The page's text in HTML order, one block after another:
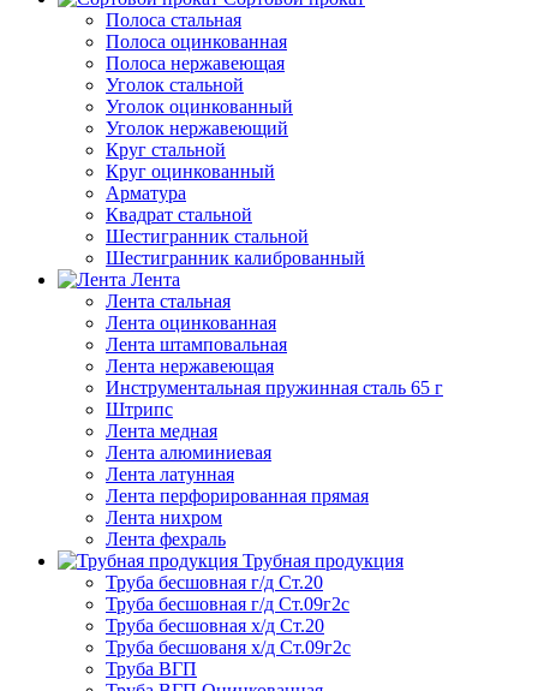
Полоса стальная
Полоса оцинкованная
Полоса нержавеющая
Уголок стальной
Уголок оцинкованный
Уголок нержавеющий
Круг стальной
Круг оцинкованный
Арматура
Квадрат стальной
Шестигранник стальной
Шестигранник калиброванный
Лента
Лента стальная
Лента оцинкованная
Лента штамповальная
Лента нержавеющая
Инструментальная пружинная сталь 65 г
Штрипс
Лента медная
Лента алюминиевая
Лента латунная
Лента перфорированная прямая
Лента нихром
Лента фехраль
Трубная продукция
Труба бесшовная г/д Ст.20
Труба бесшовная г/д Ст.09г2с
Труба бесшовная х/д Ст.20
Труба бесшованя х/д Ст.09г2с
Труба ВГП